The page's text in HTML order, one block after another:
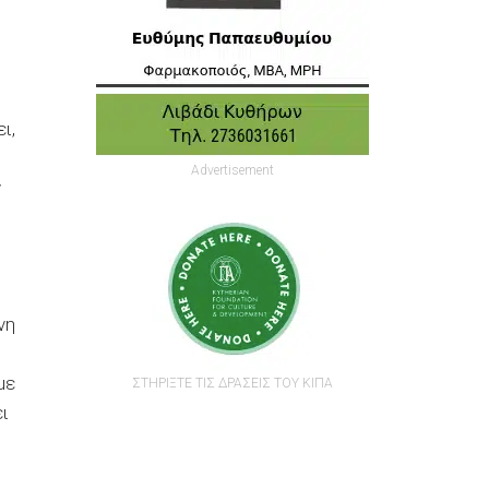
Advertisement
ΣΤΗΡΙΞΤΕ ΤΙΣ ΔΡΑΣΕΙΣ ΤΟΥ ΚΙΠΑ